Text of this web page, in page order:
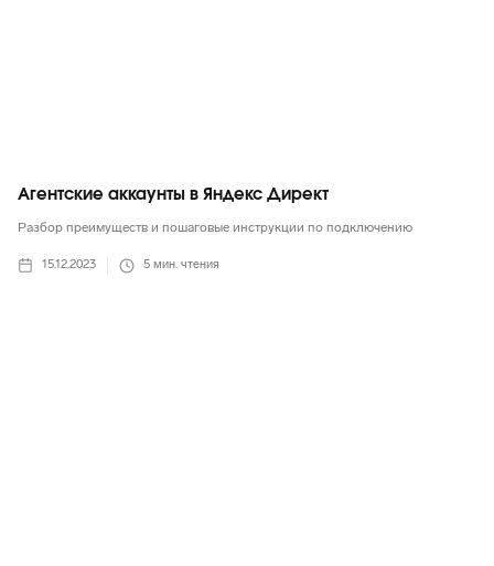
Агентские аккаунты в Яндекс Директ
Разбор преимуществ и пошаговые инструкции по подключению
15.12.2023 5 мин. чтения